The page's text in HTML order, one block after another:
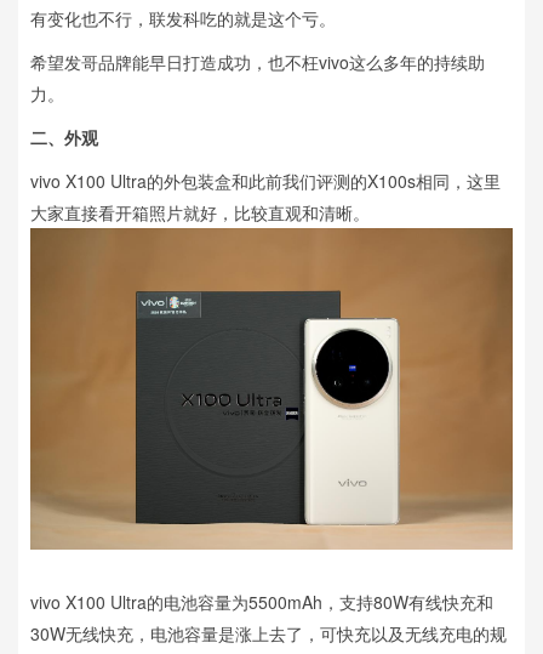
有变化也不行，联发科吃的就是这个亏。
希望发哥品牌能早日打造成功，也不枉vivo这么多年的持续助
力。
二、外观
vivo X100 Ultra的外包装盒和此前我们评测的X100s相同，这里
大家直接看开箱照片就好，比较直观和清晰。
vivo X100 Ultra的电池容量为5500mAh，支持80W有线快充和
30W无线快充，电池容量是涨上去了，可快充以及无线充电的规